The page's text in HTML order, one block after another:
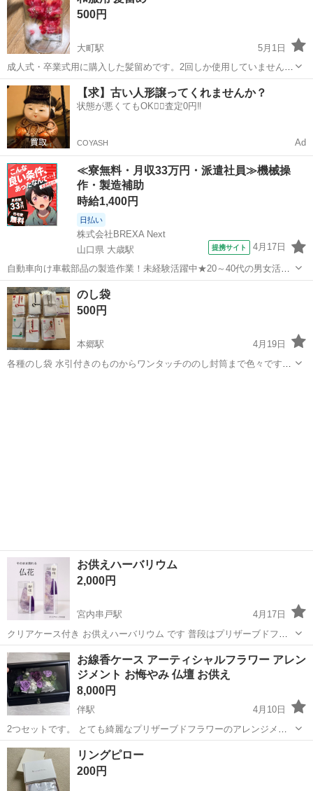
500円
大町駅
5月1日
成人式・卒業式用に購入した髪留めです。2回しか使用していません。
5500円のものでしたが、今後使う予定がないのでお譲りします。 大
町・緑井付近もしくは中区(本通り・紙屋町付近)で受け渡し可能です。
取りに来てくださる方を優先...
広島 広島市 大町駅 冠婚葬祭 和服
【求】古い人形譲ってくれませんか？
状態が悪くてもOK🙆‍♀️査定0円‼️
COYASH Ad
≪寮無料・月収33万円・派遣社員≫機械操
作・製造補助
時給1,400円
日払い
株式会社BREXA Next
山口県 大歳駅
提携サイト 4月17日
自動車向け車載部品の製造作業！未経験活躍中★20～40代の男女活躍
中！友達同士での応募OK！備品付きワンルーム寮費無料！赴任旅費会
社負担！生活支援物資事前対応可◎格安食堂利用可！年間休日135日
♪《山口県山口市》 人気の工...
山口 山口市 大歳駅
のし袋
500円
本郷駅
4月19日
各種のし袋 水引付きのものからワンタッチののし封筒まで色々です。
お供えハーバリウム
2,000円
宮内串戸駅
4月17日
クリアケース付き お供えハーバリウム です 普段はプリザーブドフラ
ワー作家として開業 楽天でも販売実績があり 自宅のアトリエで製作し
ています ハーバリウム は重いので送料が高いため 直接手渡せる地域
の方には お安く販売さ...
広島 廿日市市 宮内串戸駅
お線香ケース アーティシャルフラワー アレン
ジメント お悔やみ 仏壇 お供え
8,000円
伴駅
4月10日
2つセットです。 とても綺麗なプリザーブドフラワーのアレンジメン
トケースです。 定価1つ15,800円です。 かなりお得です。 1つ希望の
方は5000円です。
広島 広島市 伴駅
リングピロー
200円